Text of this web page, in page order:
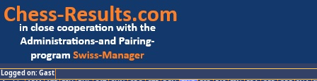
Logged on: Gast